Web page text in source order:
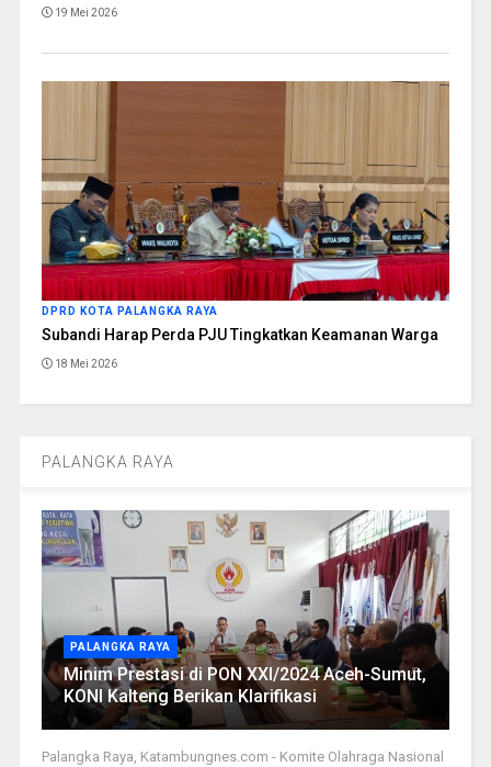
19 Mei 2026
DPRD KOTA PALANGKA RAYA
Subandi Harap Perda PJU Tingkatkan Keamanan Warga
18 Mei 2026
PALANGKA RAYA
PALANGKA RAYA
Minim Prestasi di PON XXI/2024 Aceh-Sumut,
KONI Kalteng Berikan Klarifikasi
Palangka Raya, Katambungnes.com - Komite Olahraga Nasional